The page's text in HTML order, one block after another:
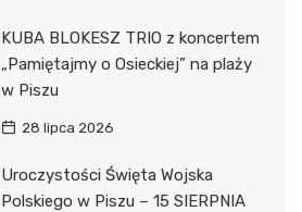
KUBA BLOKESZ TRIO z koncertem
„Pamiętajmy o Osieckiej” na plaży
w Piszu
28 lipca 2026
Uroczystości Święta Wojska
Polskiego w Piszu – 15 SIERPNIA